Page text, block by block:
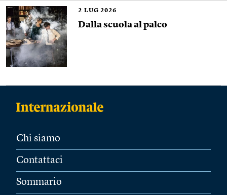
2 LUG 2026
Dalla scuola al palco
Chi siamo
Contattaci
Sommario